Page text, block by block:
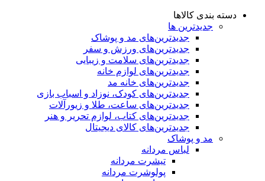
دسته بندی کالاها
جدیدترین ها
جدید‌ترین‌های مد و پوشاک
جدید‌ترین‌های ورزش و سفر
جدید‌ترین‌های سلامت و زیبایی
جدید‌ترین‌های لوازم خانه
جدیدترین‌های خانه مد
جدید‌ترین‌های کودک، نوزاد و اسباب بازی
جدید‌ترین‌های ساعت، طلا و زیورآلات
جدید‌ترین‌های کتاب، لوازم تحریر و هنر
جدید‌ترین‌های کالای دیجیتال
مد و پوشاک
لباس مردانه
تیشرت مردانه
پولوشرت مردانه